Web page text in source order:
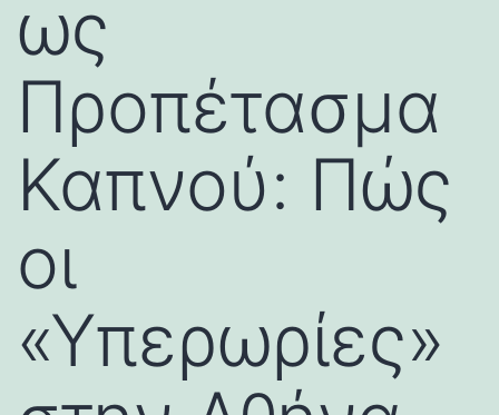
ως
Προπέτασμα
Καπνού: Πώς
οι
«Υπερωρίες»